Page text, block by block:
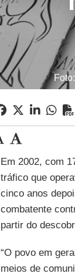
Em 2002, com
tráfico que
cinco anos
combatente
partir do
“O povo em
meios de